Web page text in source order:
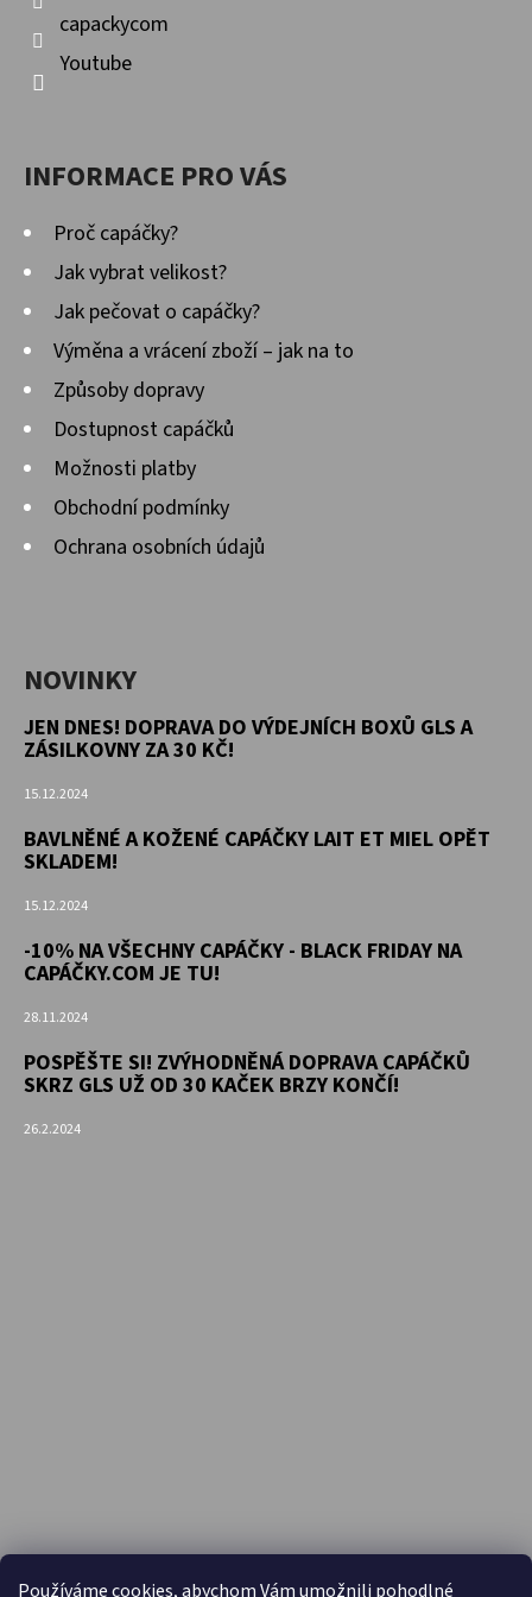
Používáme cookies, abychom Vám umožnili pohodlné
capackycom
Youtube
INFORMACE PRO VÁS
Proč capáčky?
Jak vybrat velikost?
Jak pečovat o capáčky?
Výměna a vrácení zboží – jak na to
Způsoby dopravy
Dostupnost capáčků
Možnosti platby
Obchodní podmínky
Ochrana osobních údajů
NOVINKY
JEN DNES! DOPRAVA DO VÝDEJNÍCH BOXŮ GLS A
ZÁSILKOVNY ZA 30 KČ!
15.12.2024
BAVLNĚNÉ A KOŽENÉ CAPÁČKY LAIT ET MIEL OPĚT
SKLADEM!
15.12.2024
-10% NA VŠECHNY CAPÁČKY - BLACK FRIDAY NA
CAPÁČKY.COM JE TU!
28.11.2024
POSPĚŠTE SI! ZVÝHODNĚNÁ DOPRAVA CAPÁČKŮ
SKRZ GLS UŽ OD 30 KAČEK BRZY KONČÍ!
26.2.2024